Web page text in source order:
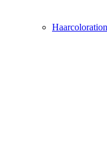
Haarcoloration